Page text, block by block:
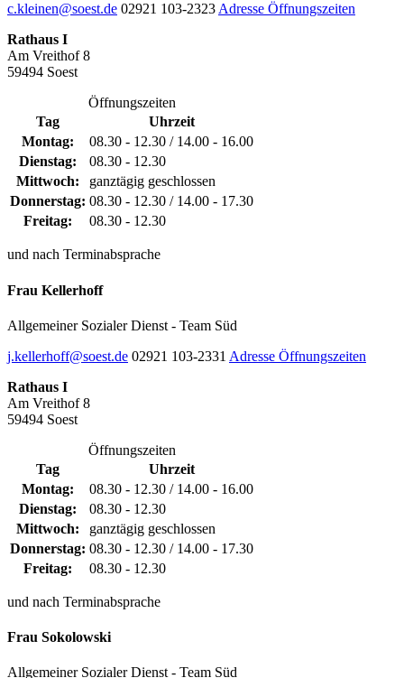
c.kleinen@soest.de 02921 103-2323 Adresse Öffnungszeiten
Rathaus I
Am Vreithof 8
59494 Soest
Öffnungszeiten
Tag
Uhrzeit
Montag:
08.30 - 12.30 / 14.00 - 16.00
Dienstag:
08.30 - 12.30
Mittwoch:
ganztägig geschlossen
Donnerstag: 08.30 - 12.30 / 14.00 - 17.30
Freitag:
08.30 - 12.30
und nach Terminabsprache
Frau Kellerhoff
Allgemeiner Sozialer Dienst - Team Süd
j.kellerhoff@soest.de 02921 103-2331 Adresse Öffnungszeiten
Rathaus I
Am Vreithof 8
59494 Soest
Öffnungszeiten
Tag
Uhrzeit
Montag:
08.30 - 12.30 / 14.00 - 16.00
Dienstag:
08.30 - 12.30
Mittwoch:
ganztägig geschlossen
Donnerstag: 08.30 - 12.30 / 14.00 - 17.30
Freitag:
08.30 - 12.30
und nach Terminabsprache
Frau Sokolowski
Allgemeiner Sozialer Dienst - Team Süd